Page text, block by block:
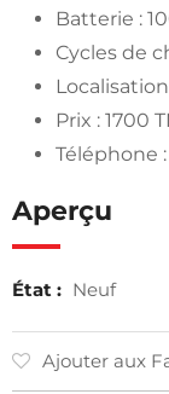
Batterie :
Cycles de
Prix : 1700
Téléphone
Aperçu
État : Neuf
Ajouter aux